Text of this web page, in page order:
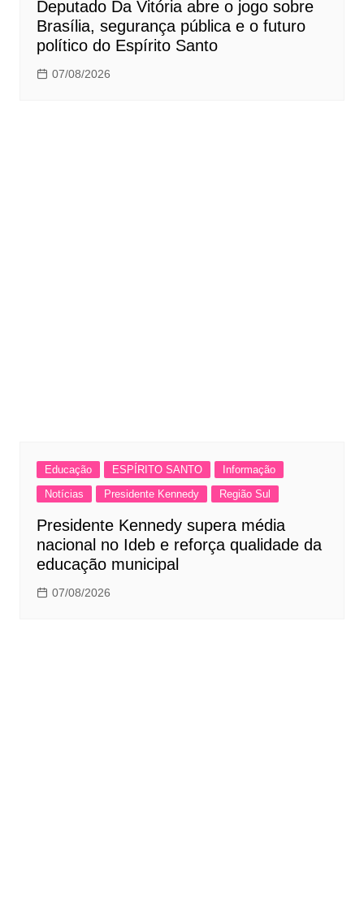
Deputado Da Vitória abre o jogo sobre
Brasília, segurança pública e o futuro
político do Espírito Santo
07/08/2026
Educação ESPÍRITO SANTO
Informação
Notícias
Presidente Kennedy Região Sul
Presidente Kennedy supera média
nacional no Ideb e reforça qualidade da
educação municipal
07/08/2026